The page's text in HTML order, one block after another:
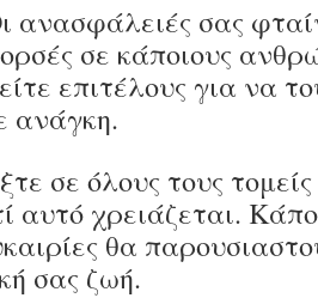
σας
σε κάποιους
επιτέλους για να
ανάγκη.
σε όλους τους
αυτό χρειάζεται.
θα
σας ζωή.